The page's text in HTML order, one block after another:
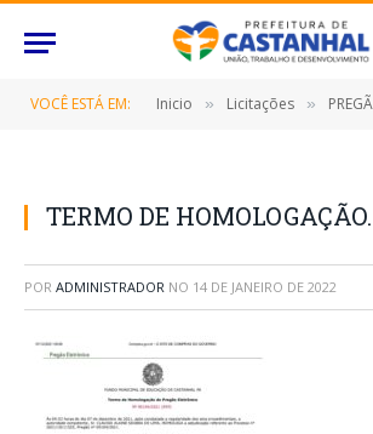
VOCÊ ESTÁ EM: Inicio » Licitações » PREGÃO ELETRÔNICO Nº 104/2021-SRP
TERMO DE HOMOLOGAÇÃO.
POR ADMINISTRADOR NO 14 DE JANEIRO DE 2022